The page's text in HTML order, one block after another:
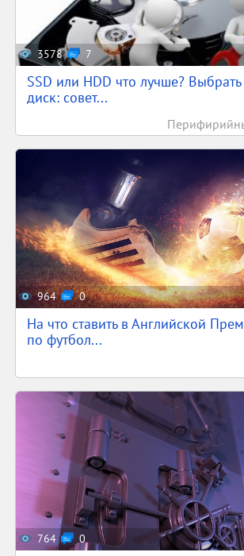
3578 7
SSD или HDD что лучше?
диск: совет...
964 0
На что ставить в Английской
по футбол...
764 0